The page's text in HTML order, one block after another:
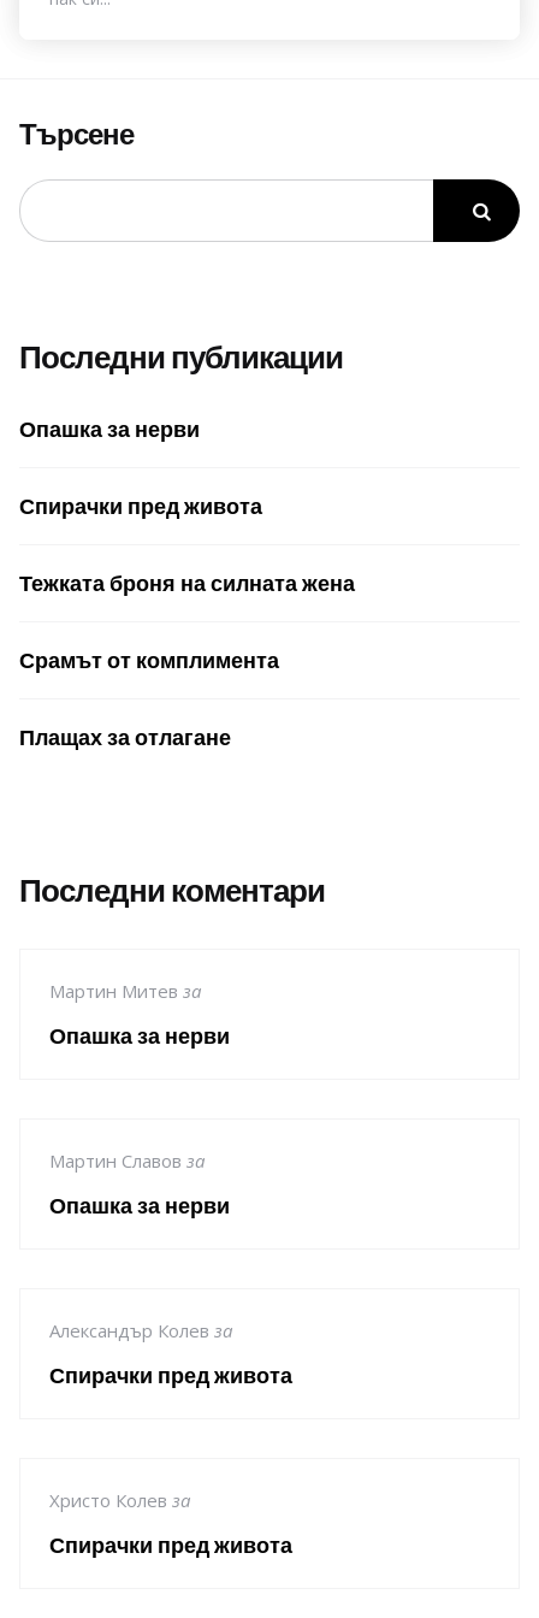
Търсене
Последни публикации
Опашка за нерви
Спирачки пред живота
Тежката броня на силната жена
Срамът от комплимента
Плащах за отлагане
Последни коментари
Мартин Митев за
Опашка за нерви
Мартин Славов за
Опашка за нерви
Александър Колев за
Спирачки пред живота
Христо Колев за
Спирачки пред живота